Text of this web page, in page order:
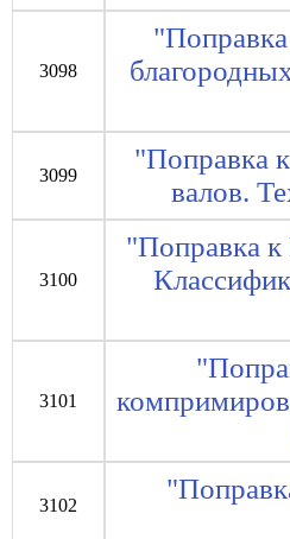
3098
3099
"Поправка
валов.
3100
"Поправка
3101
3102